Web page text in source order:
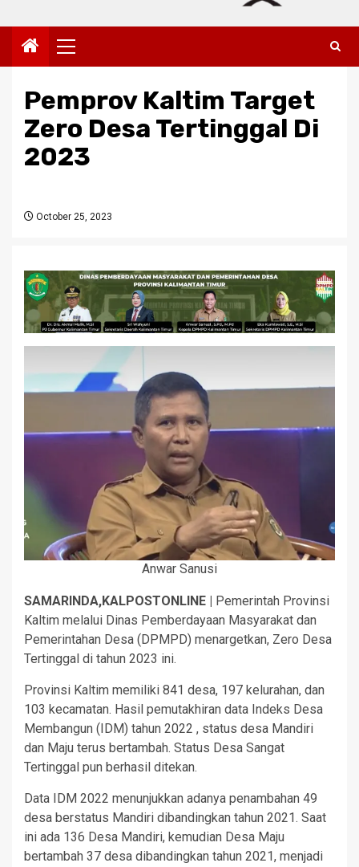
Primary
Menu
Pemprov Kaltim Target
Zero Desa Tertinggal Di
2023
October 25, 2023
Anwar Sanusi
SAMARINDA,KALPOSTONLINE |
Pemerintah Provinsi
Kaltim melalui Dinas Pemberdayaan Masyarakat dan
Pemerintahan Desa (DPMPD) menargetkan, Zero Desa
Tertinggal di tahun 2023 ini.
Provinsi Kaltim memiliki 841 desa, 197 kelurahan, dan
103 kecamatan. Hasil pemutakhiran data Indeks Desa
Membangun (IDM) tahun 2022 , status desa Mandiri
dan Maju terus bertambah. Status Desa Sangat
Tertinggal pun berhasil ditekan.
Data IDM 2022 menunjukkan adanya penambahan 49
desa berstatus Mandiri dibandingkan tahun 2021. Saat
ini ada 136 Desa Mandiri, kemudian Desa Maju
bertambah 37 desa dibandingkan tahun 2021, menjadi